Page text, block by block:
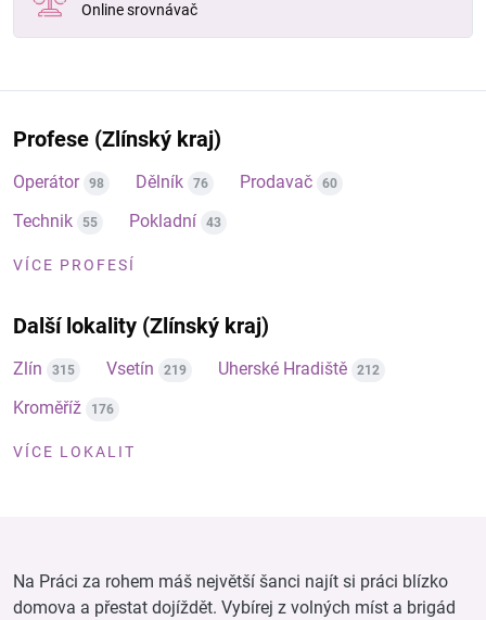
Online srovnávač
Profese (Zlínský kraj)
Operátor 98 Dělník 76 Prodavač 60
Technik 55 Pokladní 43
VÍCE PROFESÍ
Další lokality (Zlínský kraj)
Zlín 315 Vsetín 219 Uherské Hradiště 212
Kroměříž 176
VÍCE LOKALIT
Na Práci za rohem máš největší šanci najít si práci blízko
domova a přestat dojíždět. Vybírej z volných míst a brigád